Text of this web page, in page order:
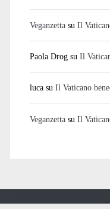
Veganzettasu Il
Paola Drogsu Il
lucasu Il Vaticano
Veganzettasu Il